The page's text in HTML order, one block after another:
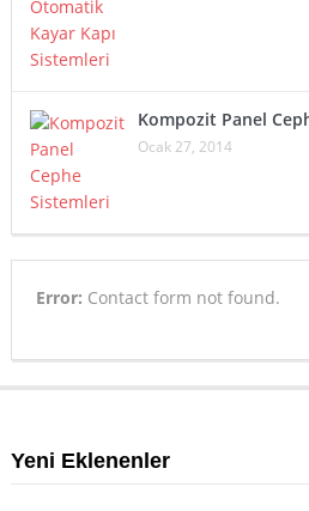
Kompozit Panel
Ocak 27, 2014
Error: Contact form not found.
Yeni Eklenenler